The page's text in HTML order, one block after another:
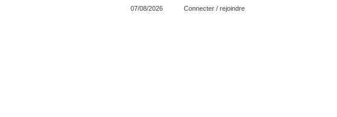
07/08/2026 Connecter / rejoindre